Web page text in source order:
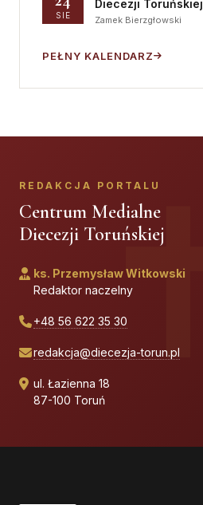
SIE
Diecezji Toruńskiej
Zamek Bierzgłowski
PEŁNY KALENDARZ
REDAKCJA PORTALU
Centrum Medialne
Diecezji Toruńskiej
ks. Przemysław Witkowski
Redaktor naczelny
+48 56 622 35 30
redakcja@diecezja-torun.pl
ul. Łazienna 18
87-100 Toruń